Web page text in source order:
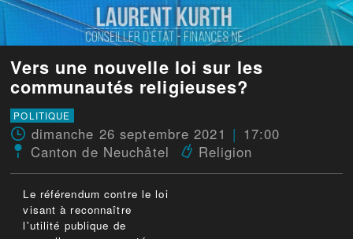
Vers une nouvelle loi sur les
communautés religieuses?
POLITIQUE
dimanche 26 septembre 2021
17:00
Canton de Neuchâtel
Religion
Le référendum contre le loi
visant à reconnaître
l'utilité publique de